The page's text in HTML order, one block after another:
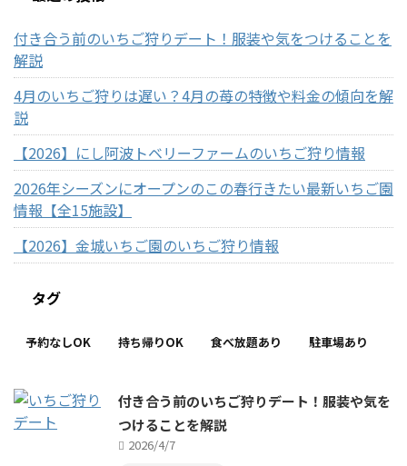
付き合う前のいちご狩りデート！服装や気をつけることを
解説
4月のいちご狩りは遅い？4月の苺の特徴や料金の傾向を解
説
【2026】にし阿波トベリーファームのいちご狩り情報
2026年シーズンにオープンのこの春行きたい最新いちご園
情報【全15施設】
【2026】金城いちご園のいちご狩り情報
タグ
予約なしOK 持ち帰りOK 食べ放題あり 駐車場あり
付き合う前のいちご狩りデート！服装や気を
つけることを解説
2026/4/7